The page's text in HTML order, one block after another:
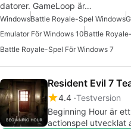
datorer. GameLoop är…
WindowsBattle Royale-Spel Windows
Emulator För Windows 10Battle
Battle Royale-Spel För Windows 7
Resident Evil 7
4.4 Testversion
Beginning Hour är
actionspel utvecklat